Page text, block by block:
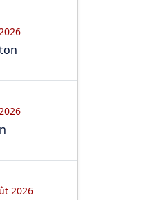
2026